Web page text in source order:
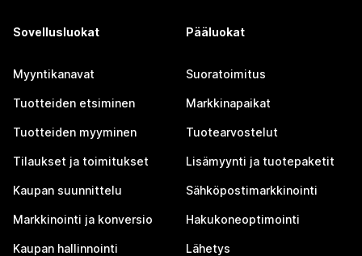
Sovellusluokat
Myyntikanavat
Tuotteiden etsiminen
Tuotteiden myyminen
Tilaukset ja toimitukset
Kaupan suunnittelu
Markkinointi ja konversio
Kaupan hallinnointi
Pääluokat
Suoratoimitus
Markkinapaikat
Tuotearvostelut
Lisämyynti ja tuotepaketit
Sähköpostimarkkinointi
Hakukoneoptimointi
Lähetys